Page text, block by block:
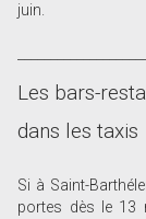
juin.
Les bars-
dans les taxis
Si à Saint-
portes dès le 13